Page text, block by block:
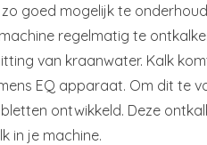
goed mogelijk te
regelmatig te
van kraanwater. Kalk
EQ apparaat. Om dit te
ontwikkeld. Deze
in je machine.